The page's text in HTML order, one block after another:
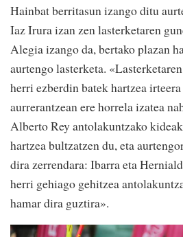
Hainbat berritasun izango ditu
Iaz Irura izan zen lasterketaren
Alegia izango da, bertako plazan
aurtengo lasterketa.
herri ezberdin batek hartzea
aurrerantzean ere horrela izatea
Alberto Rey antolakuntzako
hartzea bultzatzen du, eta
dira zerrendara: Ibarra eta
herri gehiago gehitzea
hamar dira guztira».